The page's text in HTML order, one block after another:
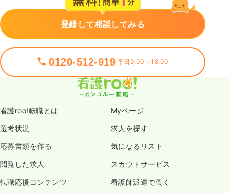
登録して相談してみる
0120-512-919 平日9:00～18:00
看護roo!転職とは Myページ
選考状況 求人を探す
応募書類を作る 気になるリスト
閲覧した求人 スカウトサービス
転職応援コンテンツ 看護師派遣で働く